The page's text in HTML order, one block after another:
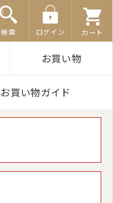
検索 ログイン カート
お買い物
お買い物ガイド